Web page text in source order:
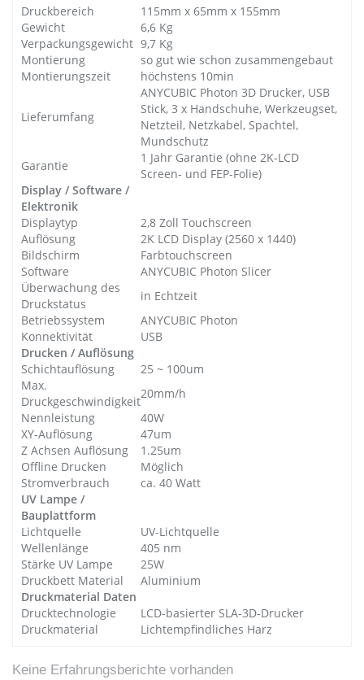
Druckbereich
115mm x 65mm x 155mm
Gewicht
6,6 Kg
Verpackungsgewicht 9,7 Kg
Montierung
so gut wie schon zusammengebaut
Montierungszeit
höchstens 10min
Lieferumfang
ANYCUBIC Photon 3D Drucker, USB
Stick, 3 x Handschuhe, Werkzeugset,
Netzteil, Netzkabel, Spachtel,
Mundschutz
Garantie
1 Jahr Garantie (ohne 2K-LCD
Screen- und FEP-Folie)
Display / Software /
Elektronik
Displaytyp
2,8 Zoll Touchscreen
Auflösung
2K LCD Display (2560 x 1440)
Bildschirm
Farbtouchscreen
Software
ANYCUBIC Photon Slicer
Überwachung des
Druckstatus
in Echtzeit
Betriebssystem
ANYCUBIC Photon
Konnektivität
USB
Drucken / Auflösung
Schichtauflösung
25 ~ 100um
Max.
Druckgeschwindigkeit
20mm/h
Nennleistung
40W
XY-Auflösung
47um
Z Achsen Auflösung
1.25um
Offline Drucken
Möglich
Stromverbrauch
ca. 40 Watt
UV Lampe /
Bauplattform
Lichtquelle
UV-Lichtquelle
Wellenlänge
405 nm
Stärke UV Lampe
25W
Druckbett Material
Aluminium
Druckmaterial Daten
Drucktechnologie
LCD-basierter SLA-3D-Drucker
Druckmaterial
Lichtempfindliches Harz
Keine Erfahrungsberichte vorhanden